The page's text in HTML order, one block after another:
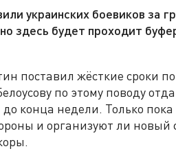
украинских боевиков за
здесь будет проходит
поставил жёсткие сроки
по этому поводу
конца недели. Только пока
и организуют ли новый